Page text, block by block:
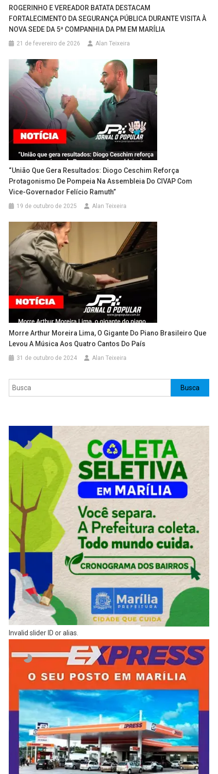
ROGERINHO E VEREADOR BATATA DESTACAM
FORTALECIMENTO DA SEGURANÇA PÚBLICA DURANTE VISITA À
NOVA SEDE DA 5ª COMPANHIA DA PM EM MARÍLIA
21 de fevereiro de 2026 Alan Teixeira
“União Que Gera Resultados: Diogo Ceschim Reforça
Protagonismo De Pompeia Na Assembleia Do CIVAP Com
Vice-Governador Felício Ramuth”
19 de outubro de 2025 Alan Teixeira
Morre Arthur Moreira Lima, O Gigante Do Piano Brasileiro Que
Levou A Música Aos Quatro Cantos Do País
31 de outubro de 2024 Alan Teixeira
Pesquisar Busca
Invalid slider ID or alias.